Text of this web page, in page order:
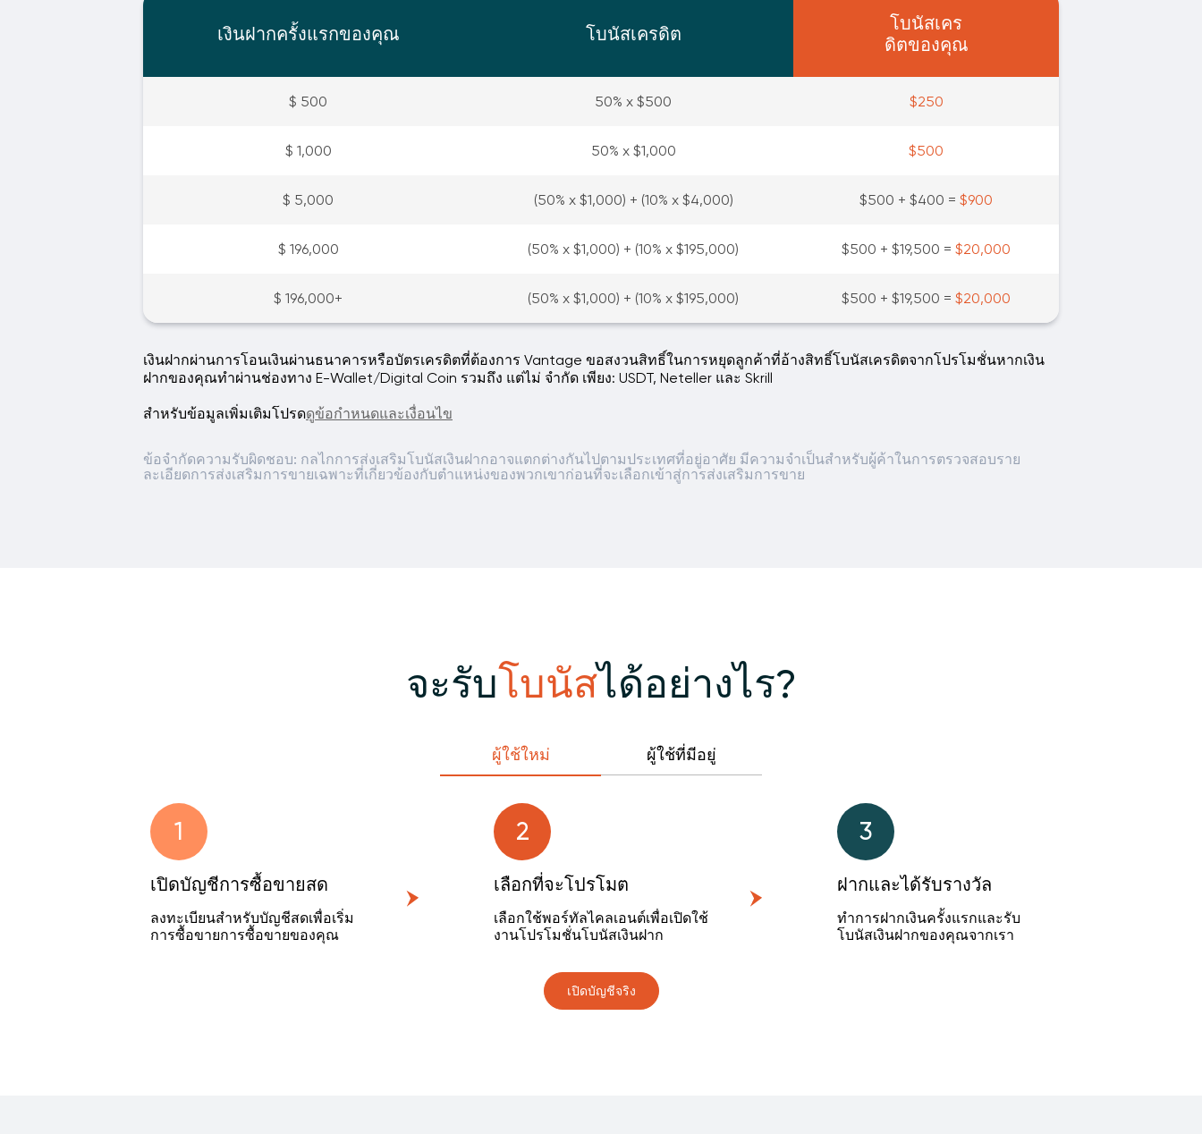
เงินฝากครั้งแรกของคุณ โบนัสเครดิต
โบนัสเคร
ดิตของคุณ
$ 500 50% x $500 $250
$ 1,000 50% x $1,000 $500
$ 5,000 (50% x $1,000) + (10% x $4,000) $500 + $400 = $900
$ 196,000 (50% x $1,000) + (10% x $195,000) $500 + $19,500 = $20,000
$ 196,000+ (50% x $1,000) + (10% x $195,000) $500 + $19,500 = $20,000
เงินฝากผ่านการโอนเงินผ่านธนาคารหรือบัตรเครดิตที่ต้องการ Vantage ขอสงวนสิทธิ์ในการหยุดลูกค้าที่อ้างสิทธิ์โบนัสเครดิตจากโปรโมชั่นหากเงิน
ฝากของคุณทำผ่านช่องทาง E-Wallet/Digital Coin รวมถึง แต่ไม่ จำกัด เพียง: USDT, Neteller และ Skrill
สำหรับข้อมูลเพิ่มเติมโปรดดูข้อกำหนดและเงื่อนไข
ข้อจำกัดความรับผิดชอบ: กลไกการส่งเสริมโบนัสเงินฝากอาจแตกต่างกันไปตามประเทศที่อยู่อาศัย มีความจำเป็นสำหรับผู้ค้าในการตรวจสอบราย
ละเอียดการส่งเสริมการขายเฉพาะที่เกี่ยวข้องกับตำแหน่งของพวกเขาก่อนที่จะเลือกเข้าสู่การส่งเสริมการขาย
จะรับโบนัสได้อย่างไร?
ผู้ใช้ใหม่ ผู้ใช้ที่มีอยู่
1
เปิดบัญชีการซื้อขายสด
ลงทะเบียนสำหรับบัญชีสดเพื่อเริ่ม
การซื้อขายการซื้อขายของคุณ
2
เลือกที่จะโปรโมต
เลือกใช้พอร์ทัลไคลเอนต์เพื่อเปิดใช้
งานโปรโมชั่นโบนัสเงินฝาก
3
ฝากและได้รับรางวัล
ทำการฝากเงินครั้งแรกและรับ
โบนัสเงินฝากของคุณจากเรา
เปิดบัญชีจริง